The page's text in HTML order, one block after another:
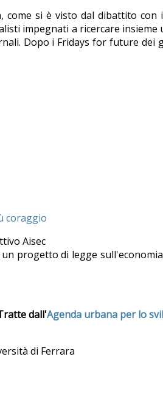
come si è visto dal dibattito
impegnati a ricercare
Dopo i Fridays for future dei
coraggio
Aisec
progetto di legge
dall'Agenda urbana per lo
di Ferrara